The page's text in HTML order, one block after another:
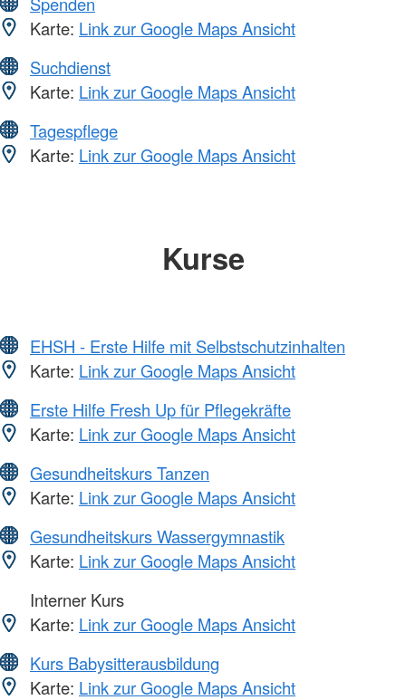
Karte: Link zur Google Maps Ansicht
Suchdienst
Karte: Link zur Google Maps Ansicht
Tagespflege
Karte: Link zur Google Maps Ansicht
Kurse
EHSH - Erste Hilfe mit Selbstschutzinhalten
Karte: Link zur Google Maps Ansicht
Erste Hilfe Fresh Up für Pflegekräfte
Karte: Link zur Google Maps Ansicht
Gesundheitskurs Tanzen
Karte: Link zur Google Maps Ansicht
Gesundheitskurs Wassergymnastik
Karte: Link zur Google Maps Ansicht
Interner Kurs
Karte: Link zur Google Maps Ansicht
Kurs Babysitterausbildung
Karte: Link zur Google Maps Ansicht